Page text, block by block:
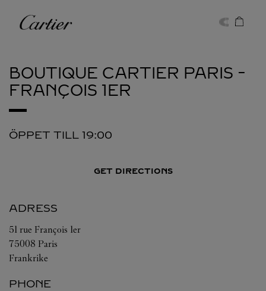
Cartier
BOUTIQUE CARTIER PARIS -
FRANÇOIS 1ER
ÖPPET TILL 19:00
GET DIRECTIONS
ADRESS
51 rue François 1er
75008 Paris
Frankrike
PHONE